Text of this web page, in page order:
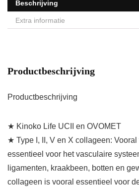
Beschrijving
Extra informatie
Productbeschrijving
Productbeschrijving
★ Kinoko Life UCII en OVOMET
★ Type I, II, V en X collageen:
essentieel voor het vasculaire
ligamenten, kraakbeen, botten en
collageen is vooral essentieel voor